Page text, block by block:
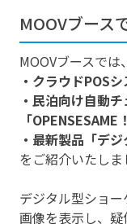
MOOVブース
MOOVブースでは、
・クラウドPOSシ
・民泊向け自動
「OPENSESAME
・最新製品「デ
をご紹介いたしま
デジタル型ショ
画像を表示し、疑